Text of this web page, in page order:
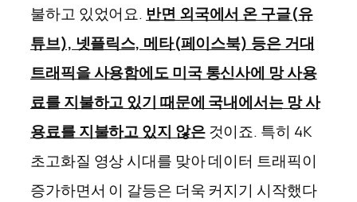
불하고 있었어요. 반면 외국에서 온 구글(유
튜브), 넷플릭스, 메타(페이스북) 등은 거대
트래픽을 사용함에도 미국 통신사에 망 사용
료를 지불하고 있기 때문에 국내에서는 망 사
용료를 지불하고 있지 않은것이죠. 특히 4K
초고화질 영상 시대를 맞아 데이터 트래픽이
증가하면서 이 갈등은 더욱 커지기 시작했다